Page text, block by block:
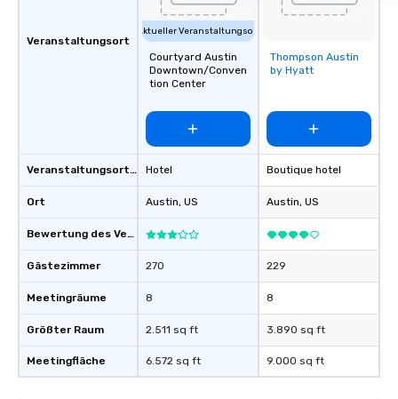
Veranstaltungsort
Veranstaltungsortstyp
Ort
Bewertung des Veranstaltungsortes
Gästezimmer
Meetingräume
Größter Raum
Meetingfläche
Aktueller Veranstaltungsort
Courtyard Austin
Downtown/Conven
tion Center
Hotel
Austin, US
270
8
2.511 sq ft
6.572 sq ft
Removed from
favorites
Thompson Austin
by Hyatt
Boutique hotel
Austin, US
229
8
3.890 sq ft
9.000 sq ft